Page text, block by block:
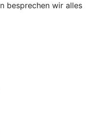
besprechen wir alles